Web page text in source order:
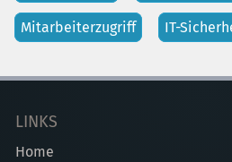
Mitarbeiterzugriff IT-
LINKS
Home